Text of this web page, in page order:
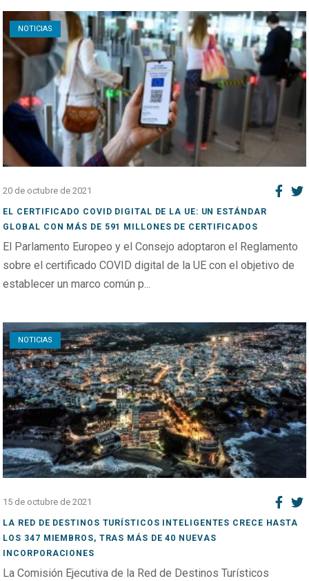
NOTICIAS
Open post
20 de octubre de 2021
EL CERTIFICADO COVID DIGITAL DE LA UE: UN ESTÁNDAR
GLOBAL CON MÁS DE 591 MILLONES DE CERTIFICADOS
El Parlamento Europeo y el Consejo adoptaron el Reglamento
sobre el certificado COVID digital de la UE con el objetivo de
establecer un marco común p...
NOTICIAS
Open post
15 de octubre de 2021
LA RED DE DESTINOS TURÍSTICOS INTELIGENTES CRECE HASTA
LOS 347 MIEMBROS, TRAS MÁS DE 40 NUEVAS
INCORPORACIONES
La Comisión Ejecutiva de la Red de Destinos Turísticos